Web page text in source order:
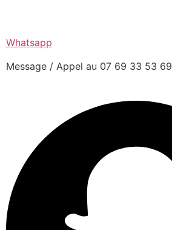
Whatsapp
Message / Appel au 07 69 33 53 69